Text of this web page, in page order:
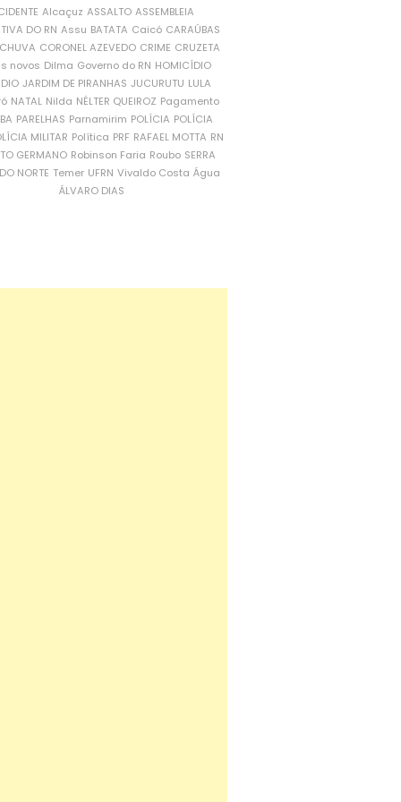
Alcaçuz ASSALTO ASSEMBLEIA
DO RN Assu BATATA Caicó CARAÚBAS
CORONEL AZEVEDO CRIME CRUZETA
novos Dilma Governo do RN HOMICÍDIO
JARDIM DE PIRANHAS JUCURUTU LULA
NATAL Nilda NÉLTER QUEIROZ Pagamento
PARELHAS Parnamirim POLÍCIA POLÍCIA
MILITAR Política PRF RAFAEL MOTTA RN
GERMANO Robinson Faria Roubo SERRA
NORTE Temer UFRN Vivaldo Costa Água
ÁLVARO DIAS